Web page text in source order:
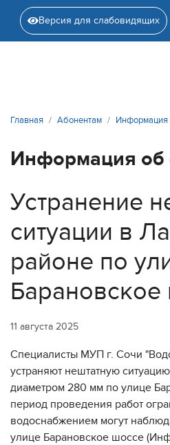
Версия для слабовидящих
Главная Абонентам Информация
Информация об
Устранение
ситуации в
районе по
11 августа 2025
Специалисты МУП г. Сочи
устраняют нештатную
диаметром 280 мм по улице
период проведения работ
водоснабжением могут
улице Барановское шоссе